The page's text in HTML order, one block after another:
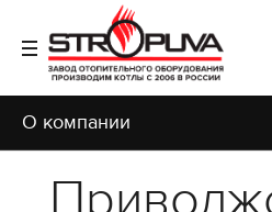
О компании